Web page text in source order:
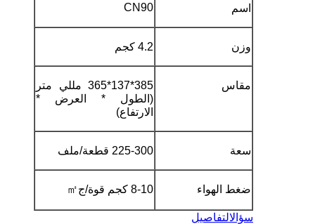
اسم CN90
وزن 4.2 كجم
مقاس
385*137*365 مللي متر
(الطول * العرض *
الارتفاع)
سعة 225-300 قطعة/ملف
ضغط الهواء 8-10 كجم قوة/ج ㎡
سؤالالتفاصيل